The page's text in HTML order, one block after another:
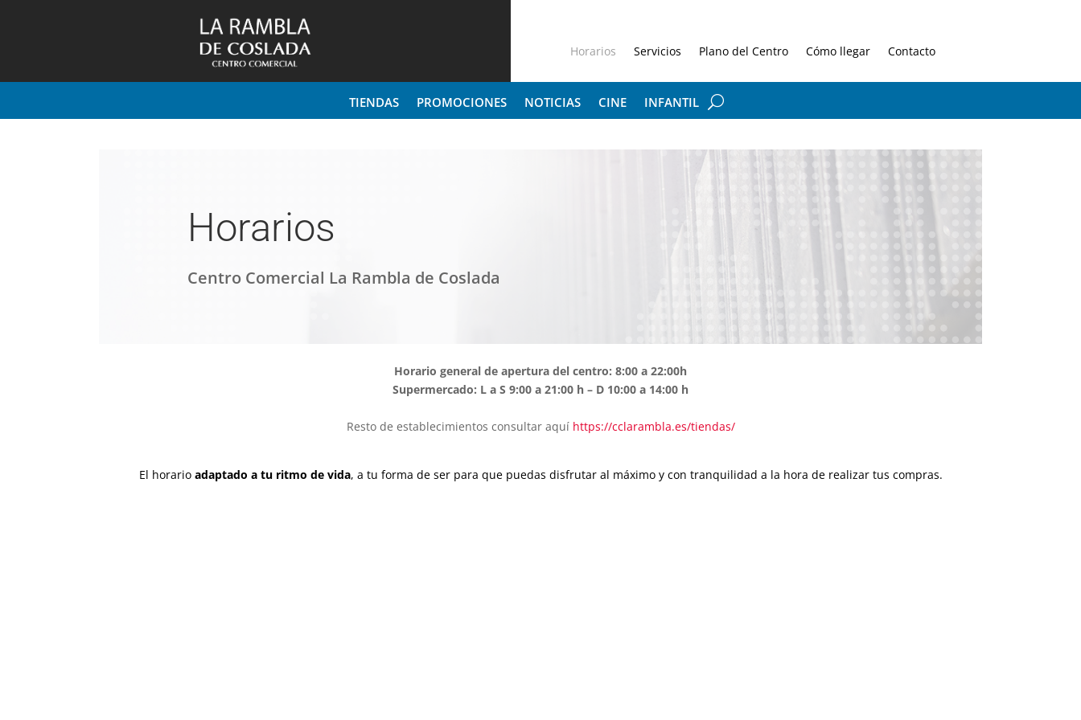
Horarios Servicios Plano del Centro Cómo llegar Contacto
TIENDAS PROMOCIONES NOTICIAS CINE INFANTIL
Horarios
Centro Comercial La Rambla de Coslada
Horario general de apertura del centro: 8:00 a 22:00h
Supermercado: L a S 9:00 a 21:00 h – D 10:00 a 14:00 h
Resto de establecimientos consultar aquí https://cclarambla.es/tiendas/
El horario adaptado a tu ritmo de vida, a tu forma de ser para que puedas disfrutar al máximo y con tranquilidad a la hora de realizar tus compras.